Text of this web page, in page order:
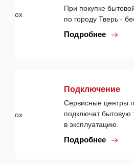
При покупке
по городу Тверь -
Подробнее
Подключение
Сервисные центры
подключат бытовую
в эксплуатацию.
Подробнее